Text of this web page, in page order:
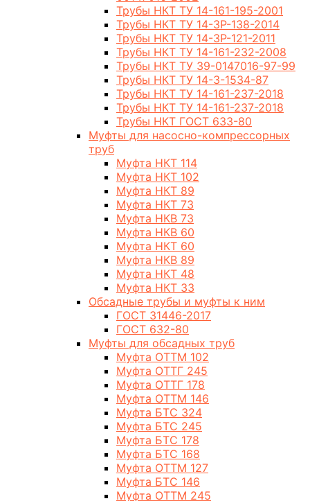
Трубы НКТ ТУ 14-161-195-2001
Трубы НКТ ТУ 14-3Р-138-2014
Трубы НКТ ТУ 14-3Р-121-2011
Трубы НКТ ТУ 14-161-232-2008
Трубы НКТ ТУ 39-0147016-97-99
Трубы НКТ ТУ 14-3-1534-87
Трубы НКТ ТУ 14-161-237-2018
Трубы НКТ ТУ 14-161-237-2018
Трубы НКТ ГОСТ 633-80
Муфты для насосно-компрессорных
труб
Муфта НКТ 114
Муфта НКТ 102
Муфта НКТ 89
Муфта НКТ 73
Муфта НКВ 73
Муфта НКВ 60
Муфта НКТ 60
Муфта НКВ 89
Муфта НКТ 48
Муфта НКТ 33
Обсадные трубы и муфты к ним
ГОСТ 31446-2017
ГОСТ 632-80
Муфты для обсадных труб
Муфта ОТТМ 102
Муфта ОТТГ 245
Муфта ОТТГ 178
Муфта ОТТМ 146
Муфта БТС 324
Муфта БТС 245
Муфта БТС 178
Муфта БТС 168
Муфта ОТТМ 127
Муфта БТС 146
Муфта ОТТМ 245